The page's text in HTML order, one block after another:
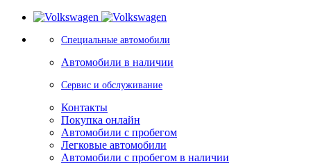
Специальные автомобили
Автомобили в наличии
Сервис и обслуживание
Контакты
Покупка онлайн
Автомобили с пробегом
Легковые автомобили
Автомобили с пробегом в наличии